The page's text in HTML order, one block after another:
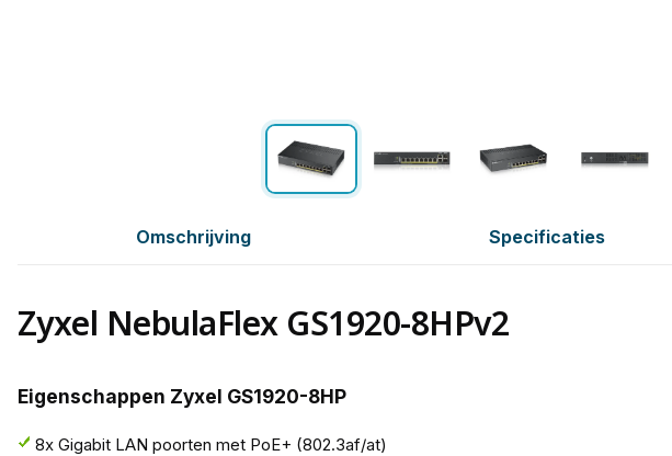
Omschrijving Specificaties
Zyxel NebulaFlex GS1920-8HPv2
Eigenschappen Zyxel GS1920-8HP
8x Gigabit LAN poorten met PoE+ (802.3af/at)